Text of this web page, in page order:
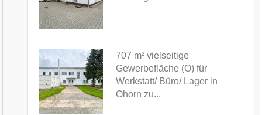
707 m² vielseitige
Gewerbefläche (O) für
Werkstatt/ Büro/ Lager in
Ohorn zu...